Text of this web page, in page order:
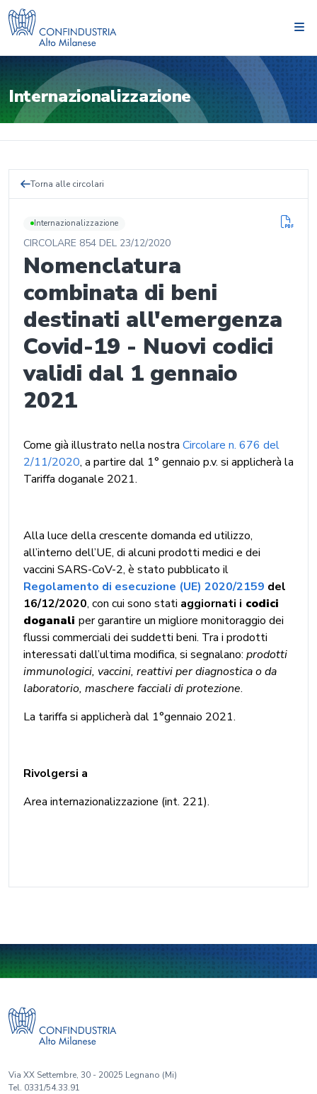
Internazionalizzazione
Torna alle circolari
Internazionalizzazione
CIRCOLARE 854 DEL 23/12/2020
Nomenclatura
combinata di beni
destinati all'emergenza
Covid-19 - Nuovi codici
validi dal 1 gennaio
2021
Come già illustrato nella nostra Circolare n. 676 del
2/11/2020, a partire dal 1° gennaio p.v. si applicherà la
Tariffa doganale 2021.
Alla luce della crescente domanda ed utilizzo,
all’interno dell’UE, di alcuni prodotti medici e dei
vaccini SARS-CoV-2, è stato pubblicato il
Regolamento di esecuzione (UE) 2020/2159 del
16/12/2020, con cui sono stati aggiornati i codici
doganali per garantire un migliore monitoraggio dei
flussi commerciali dei suddetti beni. Tra i prodotti
interessati dall’ultima modifica, si segnalano: prodotti
immunologici, vaccini, reattivi per diagnostica o da
laboratorio, maschere facciali di protezione.
La tariffa si applicherà dal 1°gennaio 2021.
Rivolgersi a
Area internazionalizzazione (int. 221).
Via XX Settembre, 30 - 20025 Legnano (Mi)
Tel. 0331/54.33.91